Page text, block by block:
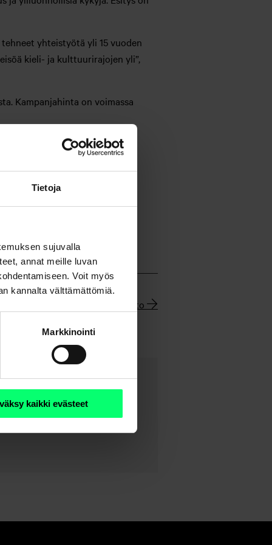
Tietoja
sujuvalla
annat meille luvan
Voit myös
kannalta välttämättömiä.
Markkinointi
kaikki evästeet
yhteistyötä yli 15 vuoden
kieli- ja kulttuurirajojen yli”,
Kampanjahinta on voimassa
Uutisarkisto